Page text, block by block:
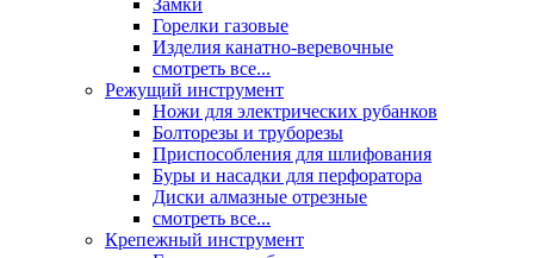
Замки
Горелки газовые
Изделия канатно-веревочные
смотреть все...
Режущий инструмент
Ножи для электрических рубанков
Болторезы и труборезы
Приспособления для шлифования
Буры и насадки для перфоратора
Диски алмазные отрезные
смотреть все...
Крепежный инструмент